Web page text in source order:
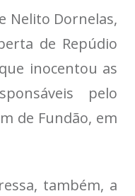
Nelito Dornelas,
de Repúdio
inocentou as
pelo
de Fundão, em
também, a